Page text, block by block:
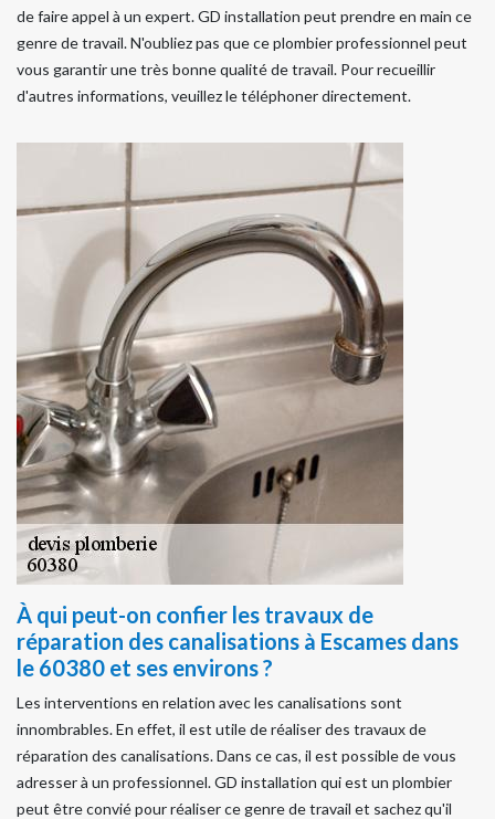
de faire appel à un expert. GD installation peut prendre en main ce
genre de travail. N'oubliez pas que ce plombier professionnel peut
vous garantir une très bonne qualité de travail. Pour recueillir
d'autres informations, veuillez le téléphoner directement.
À qui peut-on confier les travaux de
réparation des canalisations à Escames dans
le 60380 et ses environs ?
Les interventions en relation avec les canalisations sont
innombrables. En effet, il est utile de réaliser des travaux de
réparation des canalisations. Dans ce cas, il est possible de vous
adresser à un professionnel. GD installation qui est un plombier
peut être convié pour réaliser ce genre de travail et sachez qu'il